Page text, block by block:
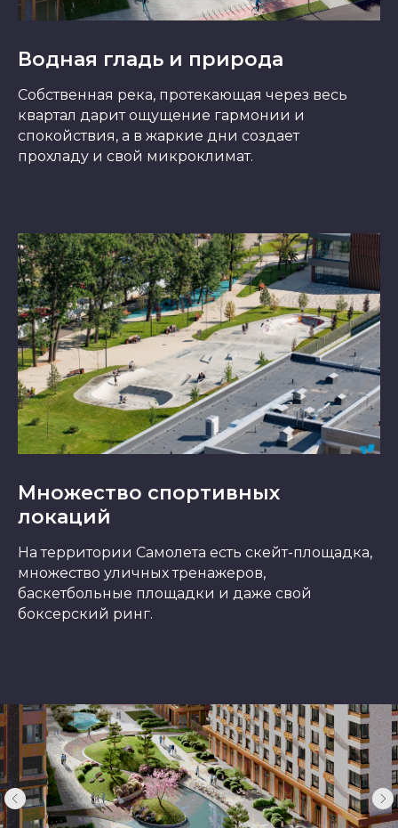
Водная гладь и природа
Собственная река, протекающая через весь
квартал дарит ощущение гармонии и
спокойствия, а в жаркие дни создает
прохладу и свой микроклимат.
Множество спортивных
локаций
На территории Самолета есть скейт-площадка,
множество уличных тренажеров,
баскетбольные площадки и даже свой
боксерский ринг.